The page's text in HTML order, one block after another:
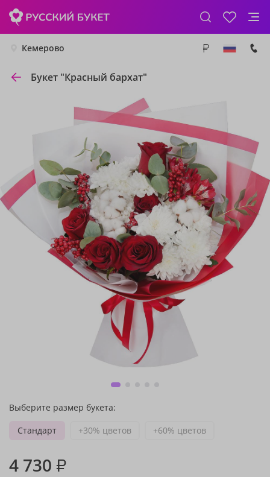
Кемерово
Букет "Красный бархат"
Выберите размер букета:
Стандарт
+30% цветов +60% цветов
4 730 ₽